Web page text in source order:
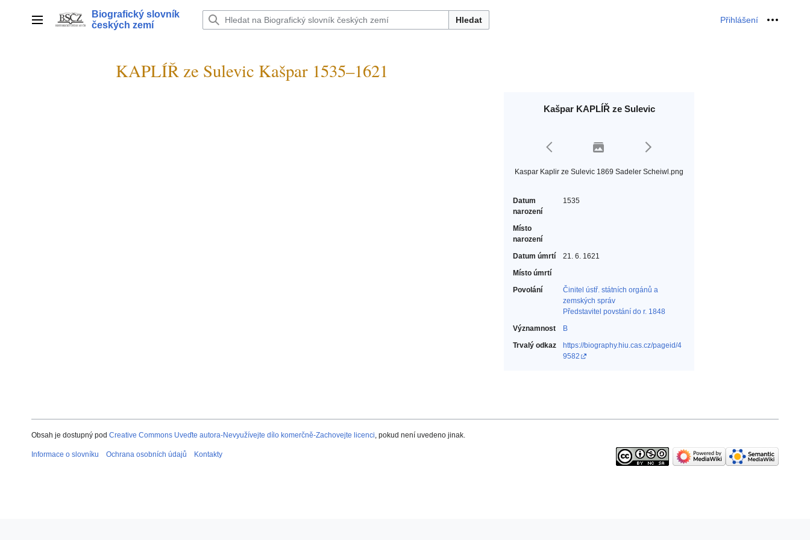
Hlavní menu
Biografický slovník
českých zemí
Hledat Přihlášení Osobní
KAPLÍŘ ze Sulevic Kašpar 1535–1621
Kašpar KAPLÍŘ ze Sulevic
Kaspar Kaplir ze Sulevic 1869 Sadeler Scheiwl.png
Datum
narození
1535
Místo
narození
Datum úmrtí
21. 6. 1621
Místo úmrtí
Povolání
Činitel ústř. státních orgánů a
zemských správ‎
Představitel povstání do r. 1848‎
Významnost
B
Trvalý odkaz
https://biography.hiu.cas.cz/pageid/4
9582
Obsah je dostupný pod Creative Commons Uveďte autora-Nevyužívejte dílo komerčně-Zachovejte licenci, pokud není uvedeno jinak.
Informace o slovníku Ochrana osobních údajů Kontakty